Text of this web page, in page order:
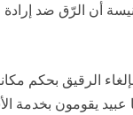
أن الرّق ضد إرادة
الرقيق بحكم
عبيد يقومون بخدمة